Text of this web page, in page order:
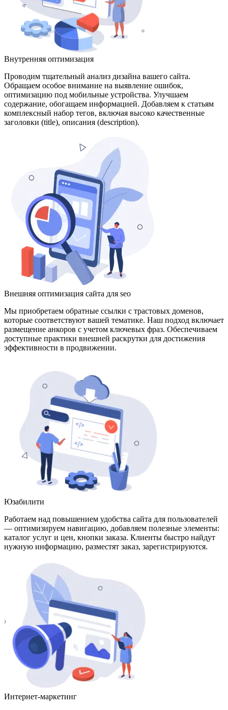
Внутренняя оптимизация
Проводим тщательный анализ дизайна вашего сайта.
Обращаем особое внимание на выявление ошибок,
оптимизацию под мобильные устройства. Улучшаем
содержание, обогащаем информацией. Добавляем к статьям
комплексный набор тегов, включая высоко качественные
заголовки (title), описания (description).
Внешняя оптимизация сайта для seo
Мы приобретаем обратные ссылки с трастовых доменов,
которые соответствуют вашей тематике. Наш подход включает
размещение анкоров с учетом ключевых фраз. Обеспечиваем
доступные практики внешней раскрутки для достижения
эффективности в продвижении.
Юзабилити
Работаем над повышением удобства сайта для пользователей
— оптимизируем навигацию, добавляем полезные элементы:
каталог услуг и цен, кнопки заказа. Клиенты быстро найдут
нужную информацию, разместят заказ, зарегистрируются.
Интернет-маркетинг